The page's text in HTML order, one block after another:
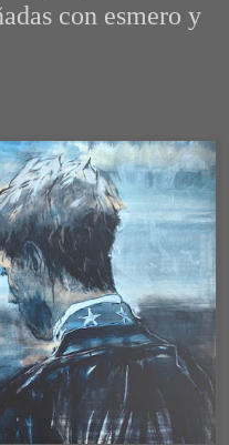
con esmero y